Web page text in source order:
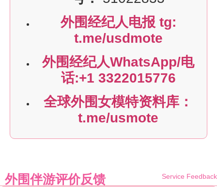
外围经纪人电报 tg:
t.me/usdmote
外围经纪人WhatsApp/电
话:+1 3322015776
全球外围女模特资料库：
t.me/usmote
外围伴游评价反馈 Service Feedback